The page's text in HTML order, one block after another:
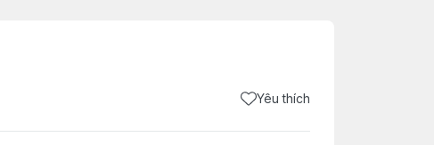
Yêu thích